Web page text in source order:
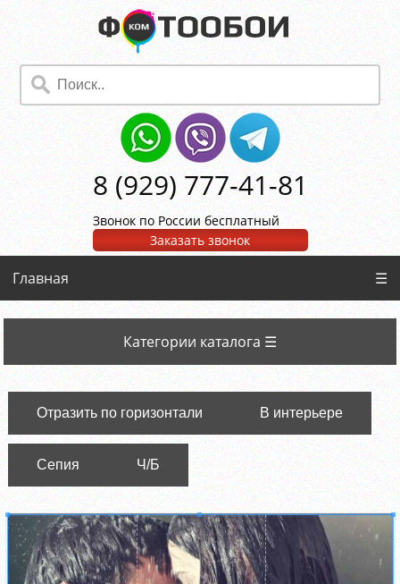
8 (929) 777-41-81
Звонок по России бесплатный
Заказать звонок
Главная ☰
Категории каталога ☰
Отразить по горизонтали В интерьере
Сепия Ч/Б